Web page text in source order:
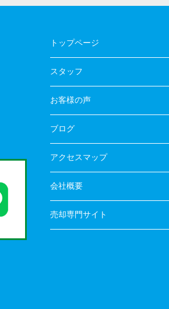
トップページ
スタッフ
お客様の声
ブログ
アクセスマップ
会社概要
売却専門サイト